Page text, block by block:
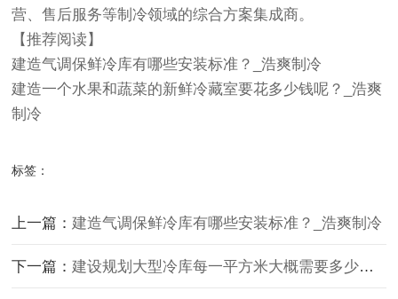
营、售后服务等制冷领域的综合方案集成商。
【推荐阅读】
建造气调保鲜冷库有哪些安装标准？_浩爽制冷
建造一个水果和蔬菜的新鲜冷藏室要花多少钱呢？_浩爽
制冷
标签：
上一篇：建造气调保鲜冷库有哪些安装标准？_浩爽制冷
下一篇：建设规划大型冷库每一平方米大概需要多少钱？_浩爽制冷